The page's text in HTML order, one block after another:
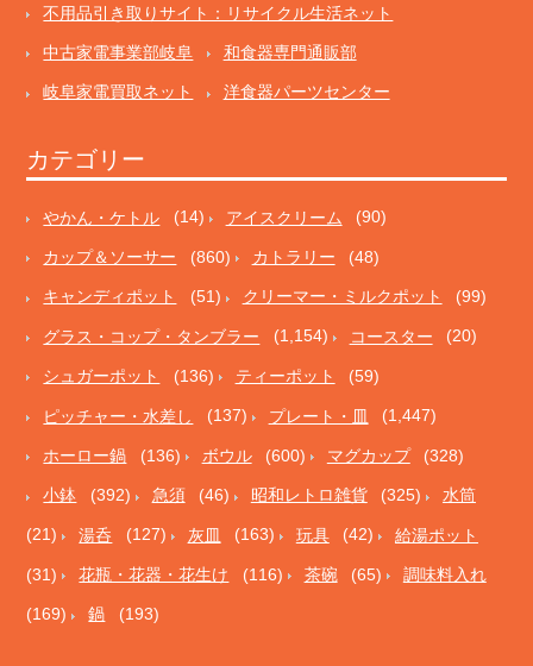
不用品引き取りサイト：リサイクル生活ネット
中古家電事業部岐阜 和食器専門通販部
岐阜家電買取ネット 洋食器パーツセンター
カテゴリー
やかん・ケトル (14) アイスクリーム (90)
カップ＆ソーサー (860) カトラリー (48)
キャンディポット (51) クリーマー・ミルクポット (99)
グラス・コップ・タンブラー (1,154) コースター (20)
シュガーポット (136) ティーポット (59)
ピッチャー・水差し (137) プレート・皿 (1,447)
ホーロー鍋 (136) ボウル (600) マグカップ (328)
小鉢 (392) 急須 (46) 昭和レトロ雑貨 (325) 水筒
(21) 湯呑 (127) 灰皿 (163) 玩具 (42) 給湯ポット
(31) 花瓶・花器・花生け (116) 茶碗 (65) 調味料入れ
(169) 鍋 (193)